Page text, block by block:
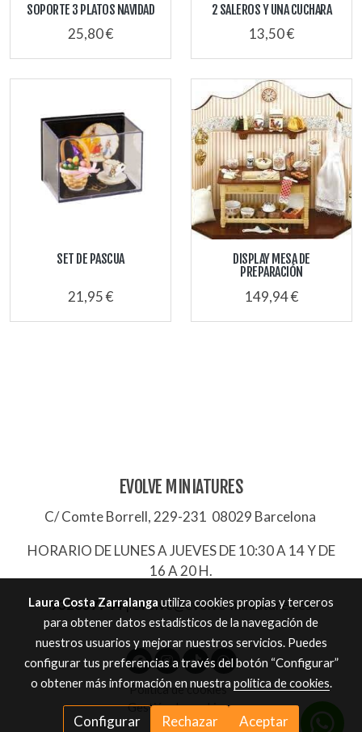
SOPORTE 3 PLATOS NAVIDAD
25,80 €
2 SALEROS Y UNA CUCHARA
13,50 €
SET DE PASCUA
21,95 €
DISPLAY MESA DE
PREPARACIÓN
149,94 €
EVOLVE MINIATURES
C/ Comte Borrell, 229-231 08029 Barcelona
HORARIO DE LUNES A JUEVES DE 10:30 A 14 Y DE
16 A 20 H.
932657744|evolve@evolve-miniatures.es
Política de cookies
Gestión de cookies
Laura Costa Zarralanga utiliza cookies propias y terceros
para obtener datos estadísticos de la navegación de
nuestros usuarios y mejorar nuestros servicios. Puedes
configurar tus preferencias a través del botón “Configurar”
o obtener más información en nuestra política de cookies.
Configurar Rechazar Aceptar